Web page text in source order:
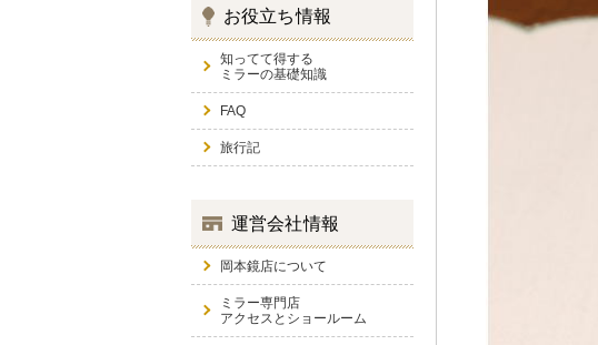
お役立ち情報
知ってて得する
ミラーの基礎知識
FAQ
旅行記
運営会社情報
岡本鏡店について
ミラー専門店
アクセスとショールーム